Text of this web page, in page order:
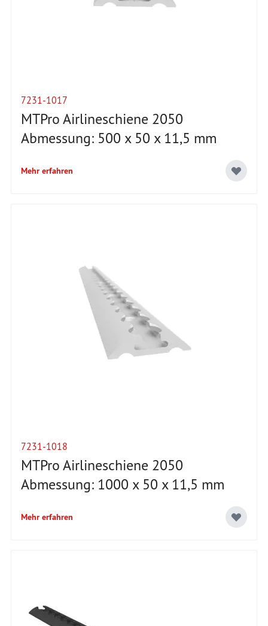
7231-1017
MTPro Airlineschiene 2050
Abmessung: 500 x 50 x 11,5 mm
Mehr erfahren
7231-1018
MTPro Airlineschiene 2050
Abmessung: 1000 x 50 x 11,5 mm
Mehr erfahren